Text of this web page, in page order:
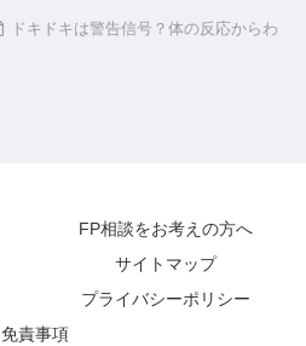
ドキドキは警告信号？体の反応からわ
FP相談をお考えの方へ
サイトマップ
プライバシーポリシー
免責事項